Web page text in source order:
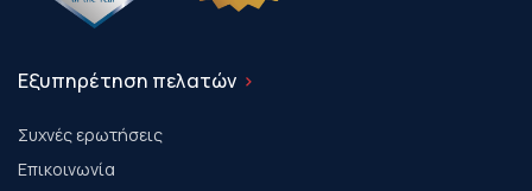
Εξυπηρέτηση πελατών
Συχνές ερωτήσεις
Επικοινωνία